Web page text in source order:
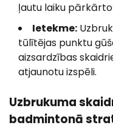
ļautu laiku
Ietekme:
tūlītējas punktu
aizsardzības
atjaunotu izspēli.
Uzbrukuma
badmintonā